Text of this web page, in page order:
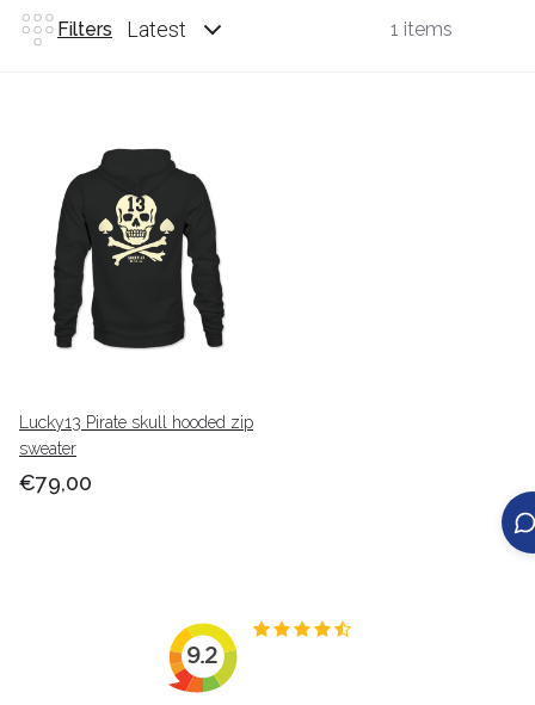
kwaliteit katoen & mix poly waar nergens op bezuinigd is.
Filters Latest 1 items
Lucky13 Pirate skull hooded zip
sweater
€79,00